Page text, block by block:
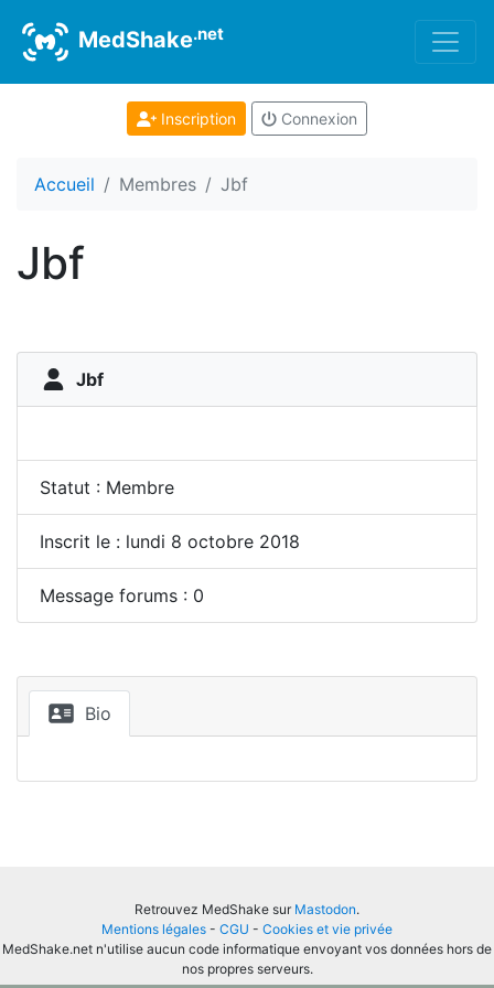
MedShake.net
Inscription Connexion
Accueil Membres Jbf
Jbf
Jbf
Statut : Membre
Inscrit le : lundi 8 octobre 2018
Message forums : 0
Bio
Retrouvez MedShake sur Mastodon.
Mentions légales - CGU - Cookies et vie privée
MedShake.net n'utilise aucun code informatique envoyant vos données hors de
nos propres serveurs.